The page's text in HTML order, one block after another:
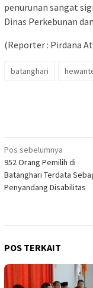
penurunan sangat
Dinas Perkebunan
(Reporter : Pirdana
batanghari
Navigasi
pos
Pos sebelumnya
952 Orang Pemilih di
Batanghari Terdata
Penyandang Disabilitas
POS TERKAIT